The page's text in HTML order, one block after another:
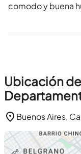
comodo y buena
Ubicación
Buenos Aires,